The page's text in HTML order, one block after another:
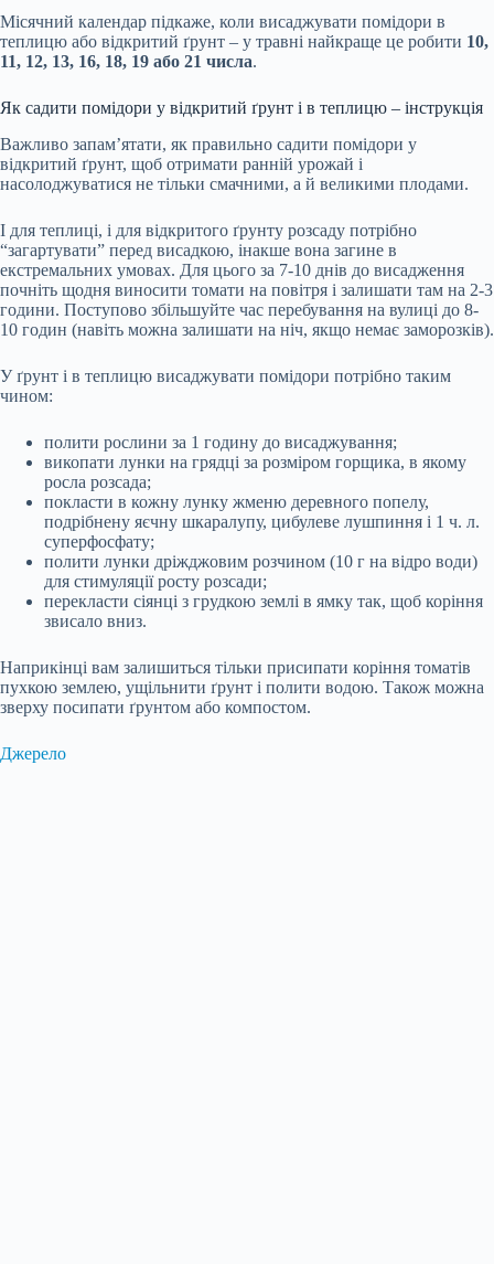
Місячний календар підкаже, коли висаджувати помідори в
теплицю або відкритий ґрунт – у травні найкраще це робити 10,
11, 12, 13, 16, 18, 19 або 21 числа.
Як садити помідори у відкритий ґрунт і в теплицю – інструкція
Важливо запам’ятати, як правильно садити помідори у
відкритий ґрунт, щоб отримати ранній урожай і
насолоджуватися не тільки смачними, а й великими плодами.
І для теплиці, і для відкритого ґрунту розсаду потрібно
“загартувати” перед висадкою, інакше вона загине в
екстремальних умовах. Для цього за 7-10 днів до висадження
почніть щодня виносити томати на повітря і залишати там на 2-3
години. Поступово збільшуйте час перебування на вулиці до 8-
10 годин (навіть можна залишати на ніч, якщо немає заморозків).
У ґрунт і в теплицю висаджувати помідори потрібно таким
чином:
полити рослини за 1 годину до висаджування;
викопати лунки на грядці за розміром горщика, в якому
росла розсада;
покласти в кожну лунку жменю деревного попелу,
подрібнену яєчну шкаралупу, цибулеве лушпиння і 1 ч. л.
суперфосфату;
полити лунки дріжджовим розчином (10 г на відро води)
для стимуляції росту розсади;
перекласти сіянці з грудкою землі в ямку так, щоб коріння
звисало вниз.
Наприкінці вам залишиться тільки присипати коріння томатів
пухкою землею, ущільнити ґрунт і полити водою. Також можна
зверху посипати ґрунтом або компостом.
Джерело